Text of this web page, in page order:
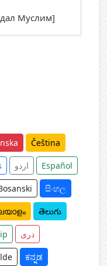
Муслим]
Čeština
اردو Español
සිංහල
తెలుగు
دری
ಕನ್ನಡ